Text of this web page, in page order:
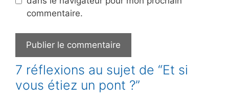
commentaire.
7 réflexions au sujet de “Et si
vous étiez un pont ?”